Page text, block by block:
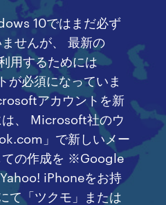
10ではまだ必ず
せんが、 最新の
用するためには
必須になっていま
アカウントを新
、 Microsoft社のウ
」で新しいメー
ての作成を ※Google
iPhoneをお持
て「ツクモ」または